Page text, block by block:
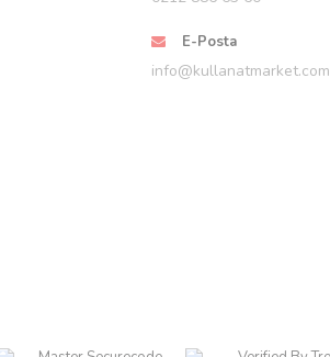
E-Posta
info@kullanatmarket.com